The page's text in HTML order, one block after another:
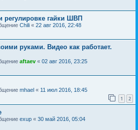
регулировке гайки ШВП
Chili « 22 авг 2016, 22:48
руками. Видео как работает.
aftaev « 02 авг 2016, 23:25
mhael « 11 июл 2016, 18:45
1 2
exup « 30 май 2016, 05:04